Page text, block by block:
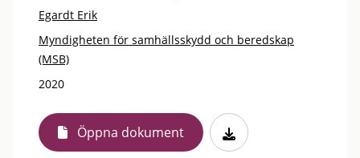
Egardt Erik
Myndigheten för samhällsskydd och beredskap
(MSB)
2020
Öppna dokument